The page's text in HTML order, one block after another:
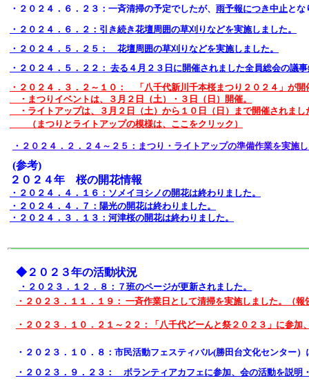
・２０２４．６．２３：一斉清掃の予定でしたが、 雨予報につき中止とな
・２０２４．６．２：引き続き花壇周囲の草刈りなどを実施しました。
・２０２４．５．２５： 花壇周囲の草刈りなどを実施しました。
・２０２４．５．２２： 去る４月２３日に開催されました全員総会の議
・２０２４．３．２～１０： 「八千代新川千本桜まつり２０２４」が開
・まつりイベントは、３月２日（土）・３日（日）開催。
・ライトアップは、３月２日（土）から１０日（日）まで開催されまし
（まつりとライトアップの模様は、ここをクリック）
・２０２４．２．２４～２５：まつり・ライトアップの準備作業を実施
(参考)
２０２４年 桜の開花情報
・２０２４．４．１６：ソメイヨシノの開花は終わりました。
・２０２４．４．７：陽光の開花は終わりました。
・２０２４．３．１３：河津桜の開花は終わりました。
◆２０２３年の活動状況
・２０２３．１２．８：７班のページが更新されました。
・２０２３．１１．１９： 一斉作業日として清掃を実施しました。（
・２０２３．１０．２１～２２：「八千代どーんと祭２０２３」に参
・２０２３．１０．８：市民活動フェスティバル(勝田台文化センター
・２０２３．９．２３： ボランティアカフェに参加、会の活動を説明